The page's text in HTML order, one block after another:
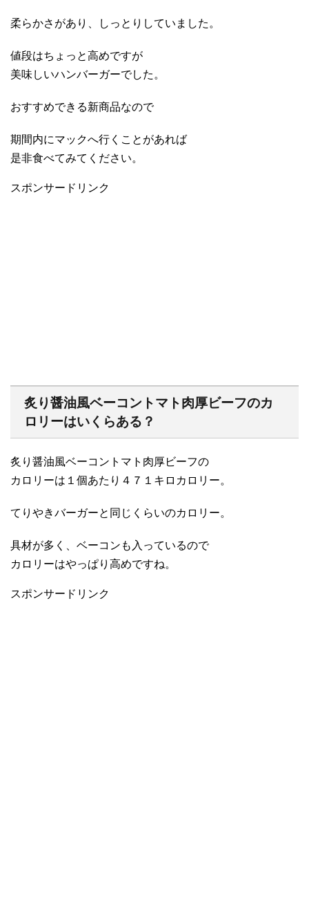
柔らかさがあり、しっとりしていました。
値段はちょっと高めですが
美味しいハンバーガーでした。
おすすめできる新商品なので
期間内にマックへ行くことがあれば
是非食べてみてください。
スポンサードリンク
炙り醤油風ベーコントマト肉厚ビーフのカ
ロリーはいくらある？
炙り醤油風ベーコントマト肉厚ビーフの
カロリーは１個あたり４７１キロカロリー。
てりやきバーガーと同じくらいのカロリー。
具材が多く、ベーコンも入っているので
カロリーはやっぱり高めですね。
スポンサードリンク